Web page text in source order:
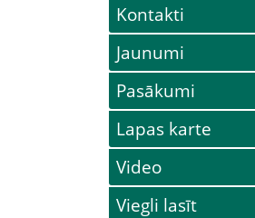
Kontakti
Jaunumi
Pasākumi
Lapas karte
Video
Viegli lasīt